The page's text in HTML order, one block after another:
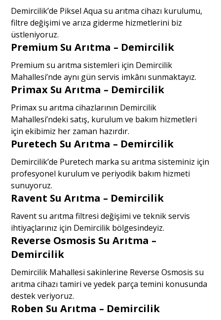
Demircilik’de Piksel Aqua su arıtma cihazı kurulumu,
filtre değişimi ve arıza giderme hizmetlerini biz
üstleniyoruz.
Premium Su Arıtma – Demircilik
Premium su arıtma sistemleri için Demircilik
Mahallesi’nde aynı gün servis imkânı sunmaktayız.
Primax Su Arıtma – Demircilik
Primax su arıtma cihazlarının Demircilik
Mahallesi’ndeki satış, kurulum ve bakım hizmetleri
için ekibimiz her zaman hazırdır.
Puretech Su Arıtma – Demircilik
Demircilik’de Puretech marka su arıtma sisteminiz için
profesyonel kurulum ve periyodik bakım hizmeti
sunuyoruz.
Ravent Su Arıtma – Demircilik
Ravent su arıtma filtresi değişimi ve teknik servis
ihtiyaçlarınız için Demircilik bölgesindeyiz.
Reverse Osmosis Su Arıtma –
Demircilik
Demircilik Mahallesi sakinlerine Reverse Osmosis su
arıtma cihazı tamiri ve yedek parça temini konusunda
destek veriyoruz.
Roben Su Arıtma – Demircilik